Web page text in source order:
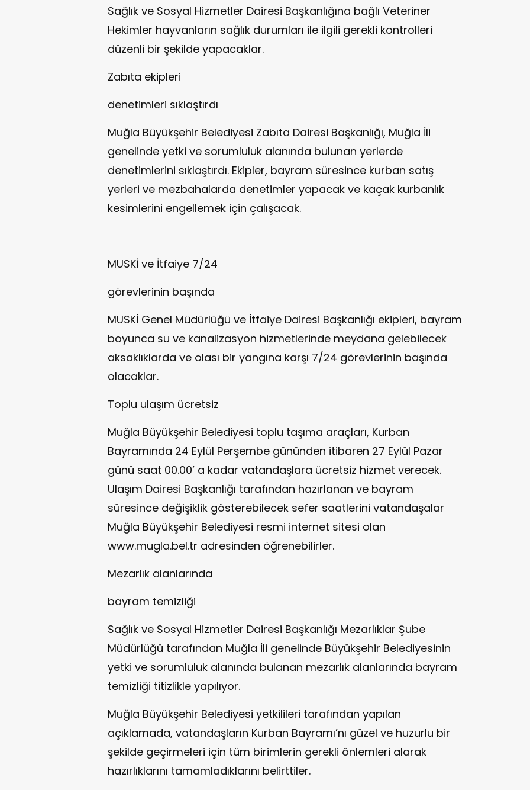
Sağlık ve Sosyal Hizmetler Dairesi Başkanlığına bağlı Veteriner
Hekimler hayvanların sağlık durumları ile ilgili gerekli kontrolleri
düzenli bir şekilde yapacaklar.
Zabıta ekipleri
denetimleri sıklaştırdı
Muğla Büyükşehir Belediyesi Zabıta Dairesi Başkanlığı, Muğla İli
genelinde yetki ve sorumluluk alanında bulunan yerlerde
denetimlerini sıklaştırdı. Ekipler, bayram süresince kurban satış
yerleri ve mezbahalarda denetimler yapacak ve kaçak kurbanlık
kesimlerini engellemek için çalışacak.
MUSKİ ve İtfaiye 7/24
görevlerinin başında
MUSKİ Genel Müdürlüğü ve İtfaiye Dairesi Başkanlığı ekipleri, bayram
boyunca su ve kanalizasyon hizmetlerinde meydana gelebilecek
aksaklıklarda ve olası bir yangına karşı 7/24 görevlerinin başında
olacaklar.
Toplu ulaşım ücretsiz
Muğla Büyükşehir Belediyesi toplu taşıma araçları, Kurban
Bayramında 24 Eylül Perşembe gününden itibaren 27 Eylül Pazar
günü saat 00.00’ a kadar vatandaşlara ücretsiz hizmet verecek.
Ulaşım Dairesi Başkanlığı tarafından hazırlanan ve bayram
süresince değişiklik gösterebilecek sefer saatlerini vatandaşalar
Muğla Büyükşehir Belediyesi resmi internet sitesi olan
www.mugla.bel.tr adresinden öğrenebilirler.
Mezarlık alanlarında
bayram temizliği
Sağlık ve Sosyal Hizmetler Dairesi Başkanlığı Mezarlıklar Şube
Müdürlüğü tarafından Muğla İli genelinde Büyükşehir Belediyesinin
yetki ve sorumluluk alanında bulanan mezarlık alanlarında bayram
temizliği titizlikle yapılıyor.
Muğla Büyükşehir Belediyesi yetkilileri tarafından yapılan
açıklamada, vatandaşların Kurban Bayramı’nı güzel ve huzurlu bir
şekilde geçirmeleri için tüm birimlerin gerekli önlemleri alarak
hazırlıklarını tamamladıklarını belirttiler.